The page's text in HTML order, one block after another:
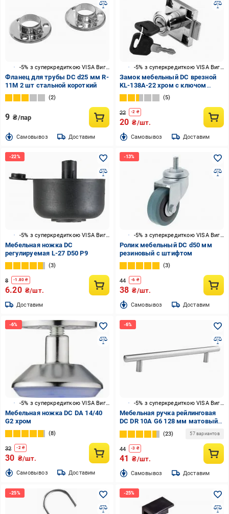
-5% з суперкредиткою VISA Вигода
Фланец для трубы DC d25 мм R-
11M 2 шт стальной короткий
2
9 ₴/пар
Cамовывоз Доставим
Замок мебельный DC врезной
KL-138А-22 хром с ключом
ЄвроЛайн
5
22 -2 ₴
20 ₴/шт.
Cамовывоз Доставим
-5% з суперкредиткою VISA Вигода
Мебельная ножка DC
регулируемая L-27 D50 P9
3
8 -1.80 ₴
6.20 ₴/шт.
Доставим
Ролик мебельный DC d50 мм
резиновый с штифтом
3
44 -6 ₴
38 ₴/шт.
Cамовывоз Доставим
-5% з суперкредиткою VISA Вигода
Мебельная ножка DC DA 14/40
G2 хром
8
32 -2₴
30 ₴/шт.
Cамовывоз Доставим
Мебельная ручка рейлинговая
DC DR 10A G6 128 мм матовый
хром
23 57 вариантов
44 -3 ₴
41 ₴/шт.
Cамовывоз Доставим